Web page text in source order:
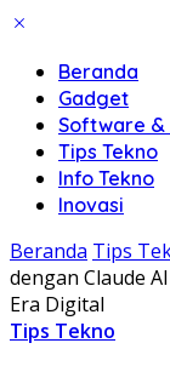
Beranda
Gadget
Software &
Tips Tekno
Info Tekno
Inovasi
Beranda Tips
dengan Claude
Era Digital
Tips Tekno